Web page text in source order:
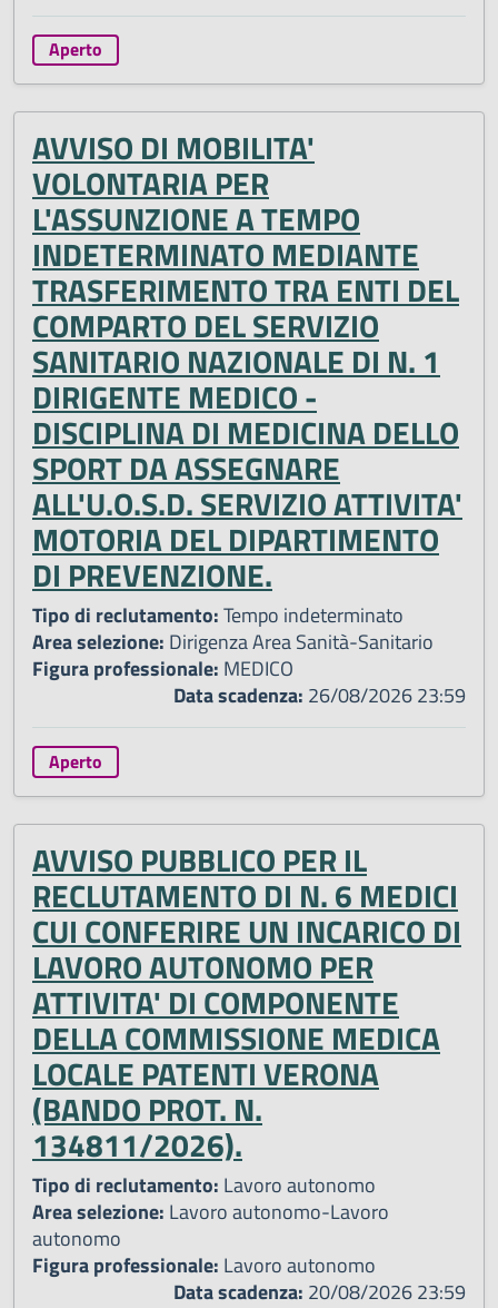
Aperto
AVVISO DI MOBILITA'
VOLONTARIA PER
L'ASSUNZIONE A TEMPO
INDETERMINATO MEDIANTE
TRASFERIMENTO TRA ENTI DEL
COMPARTO DEL SERVIZIO
SANITARIO NAZIONALE DI N. 1
DIRIGENTE MEDICO -
DISCIPLINA DI MEDICINA DELLO
SPORT DA ASSEGNARE
ALL'U.O.S.D. SERVIZIO ATTIVITA'
MOTORIA DEL DIPARTIMENTO
DI PREVENZIONE.
Tipo di reclutamento:Tempo indeterminato
Area selezione: Dirigenza Area Sanità-Sanitario
Figura professionale: MEDICO
Data scadenza: 26/08/2026 23:59
Aperto
AVVISO PUBBLICO PER IL
RECLUTAMENTO DI N. 6 MEDICI
CUI CONFERIRE UN INCARICO DI
LAVORO AUTONOMO PER
ATTIVITA' DI COMPONENTE
DELLA COMMISSIONE MEDICA
LOCALE PATENTI VERONA
(BANDO PROT. N.
134811/2026).
Tipo di reclutamento: Lavoro autonomo
Area selezione: Lavoro autonomo-Lavoro
autonomo
Figura professionale: Lavoro autonomo
Data scadenza: 20/08/2026 23:59